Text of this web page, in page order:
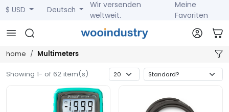
$ USD Deutsch
Wir versenden
weltweit.
Meine
Favoriten
home Multimeters
Showing 1- of 62 item(s)